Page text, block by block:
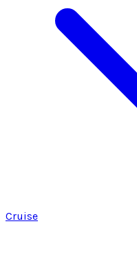
Cruise